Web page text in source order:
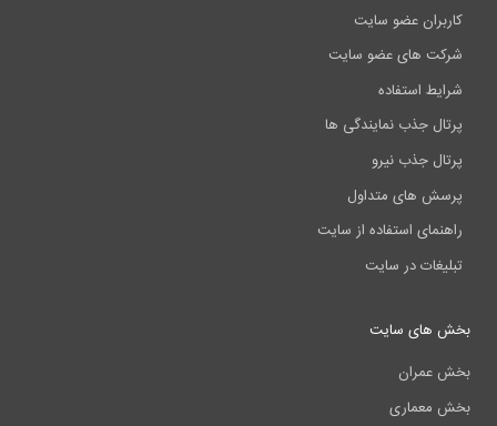
کاربران عضو سایت
شرکت های عضو سایت
شرایط استفاده
پرتال جذب نمایندگی ها
پرتال جذب نیرو
پرسش های متداول
راهنمای استفاده از سایت
تبلیغات در سایت
بخش های سایت
بخش عمران
بخش معماری